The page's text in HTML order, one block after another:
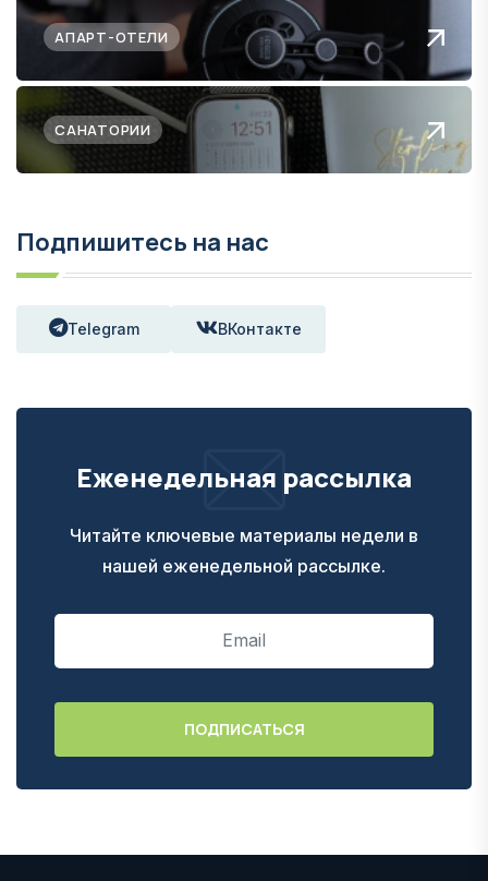
АПАРТ-ОТЕЛИ
САНАТОРИИ
Подпишитесь на нас
Telegram ВКонтакте
Еженедельная рассылка
Читайте ключевые материалы недели в
нашей еженедельной рассылке.